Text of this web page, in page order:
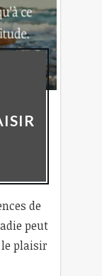
de
peut
le plaisir